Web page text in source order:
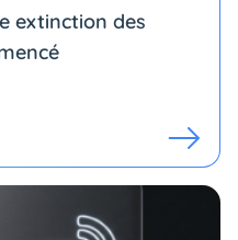
extinction des